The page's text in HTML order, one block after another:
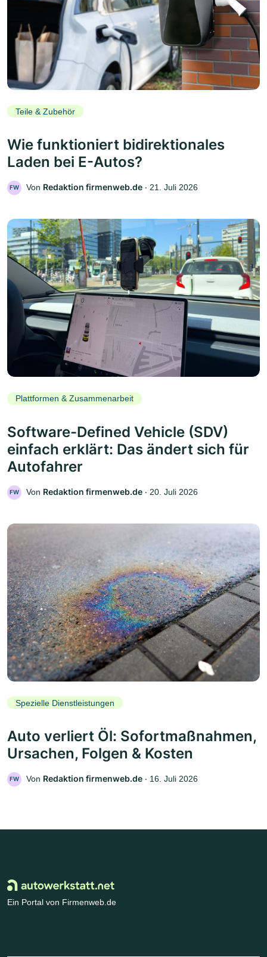
Teile & Zubehör
Wie funktioniert bidirektionales
Laden bei E-Autos?
FW Von Redaktion firmenweb.de ‧ 21. Juli 2026
Plattformen & Zusammenarbeit
Software-Defined Vehicle (SDV)
einfach erklärt: Das ändert sich für
Autofahrer
FW Von Redaktion firmenweb.de ‧ 20. Juli 2026
Spezielle Dienstleistungen
Auto verliert Öl: Sofortmaßnahmen,
Ursachen, Folgen & Kosten
FW Von Redaktion firmenweb.de ‧ 16. Juli 2026
Ein Portal von Firmenweb.de